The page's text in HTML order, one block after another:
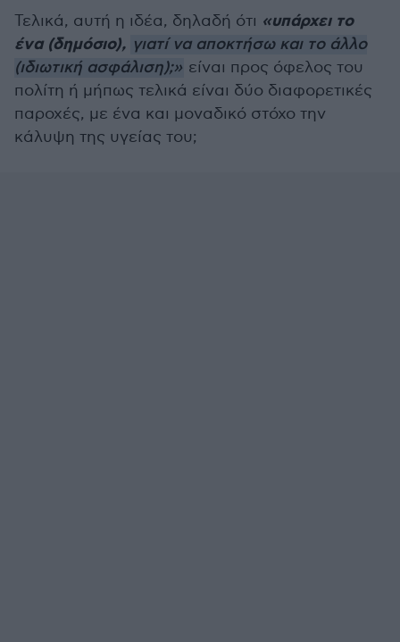
Τελικά, αυτή η ιδέα, δηλαδή ότι «υπάρχει το
ένα (δημόσιο), γιατί να αποκτήσω και το άλλο
(ιδιωτική ασφάλιση);» είναι προς όφελος του
πολίτη ή μήπως τελικά είναι δύο διαφορετικές
παροχές, με ένα και μοναδικό στόχο την
κάλυψη της υγείας του;